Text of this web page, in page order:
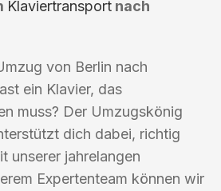
Klaviertransport nach
von Berlin nach
ein Klavier, das
muss? Der Umzugskönig
dich dabei, richtig
unserer jahrelangen
Expertenteam können wir